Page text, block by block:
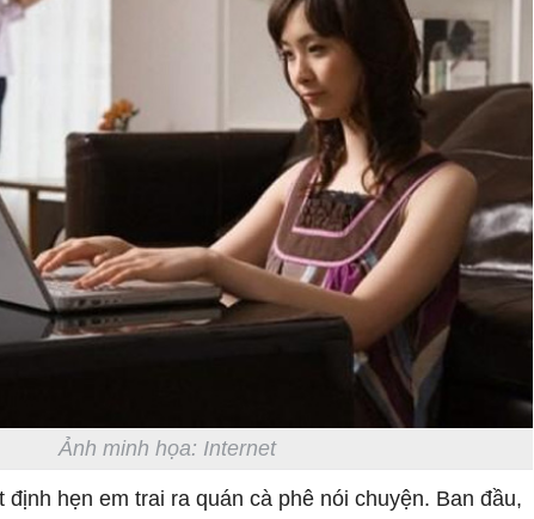
Ảnh minh họa: Internet
hẹn em trai ra quán cà phê nói chuyện. Ban đầu,